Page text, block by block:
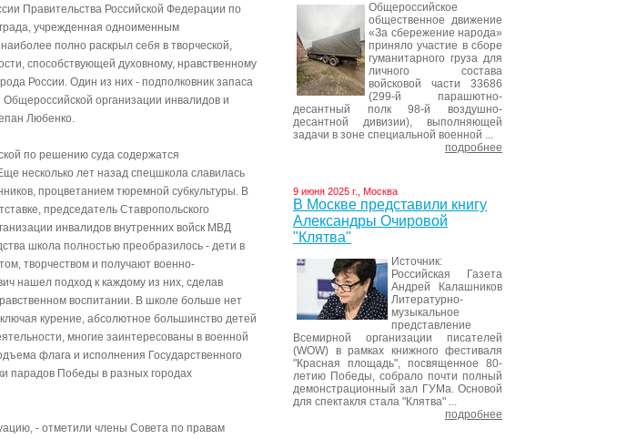
Правительства Российской Федерации по
учрежденная одноименным
полно раскрыл себя в творческой,
способствующей духовному, нравственному
России. Один из них - подполковник запаса
организации инвалидов и
Любенко.
по решению суда содержатся
несколько лет назад спецшкола славилась
процветанием тюремной субкультуры. В
председатель Ставропольского
инвалидов внутренних войск МВД
школа полностью преобразилось - дети в
творчеством и получают военно-
нашел подход к каждому из них, сделав
воспитании. В школе больше нет
курение, абсолютное большинство детей
многие заинтересованы в военной
флага и исполнения Государственного
парадов Победы в разных городах
- отметили члены Совета по правам
Общероссийское
общественное движение
«За сбережение народа»
приняло участие в сборе
гуманитарного груза для
личного состава
войсковой части 33686
(299-й парашютно-
десантный полк 98-й воздушно-
десантной дивизии), выполняющей
задачи в зоне специальной военной ...
подробнее
9 июня 2025 г., Москва
В Москве представили книгу
Александры Очировой
"Клятва"
Источник:
Российская Газета
Андрей Калашников
Литературно-
музыкальное
представление
Всемирной организации писателей
(WOW) в рамках книжного фестиваля
"Красная площадь", посвященное 80-
летию Победы, собрало почти полный
демонстрационный зал ГУМа. Основой
для спектакля стала "Клятва" ...
подробнее